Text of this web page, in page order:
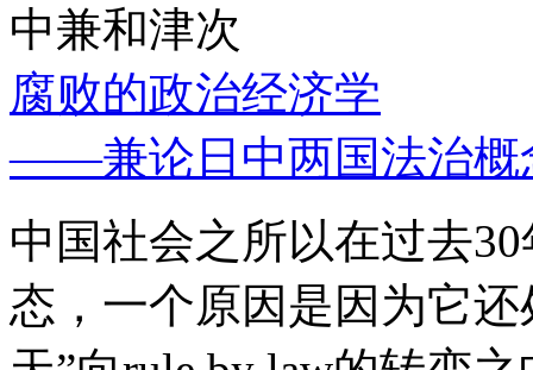
中兼和津次
腐败的政治经济学
——兼论日中两国法治概
中国社会之所以在过去
态，一个原因是因为它